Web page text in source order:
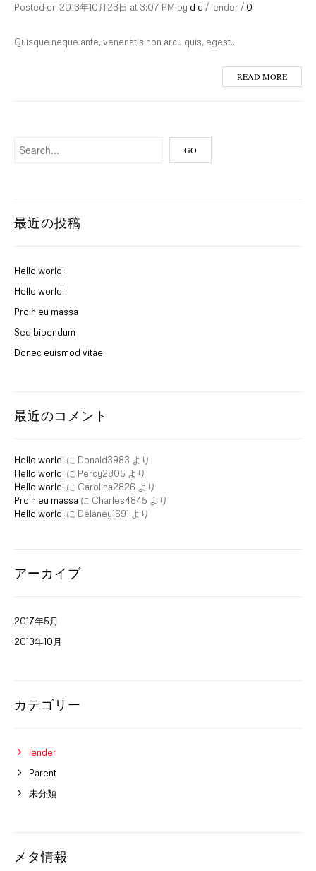
Posted on 2013年10月23日 at 3:07 PM by d d / lender / 0
Quisque neque ante, venenatis non arcu quis, egest…
READ MORE
最近の投稿
Hello world!
Hello world!
Proin eu massa
Sed bibendum
Donec euismod vitae
最近のコメント
Hello world! に Donald3983 より
Hello world! に Percy2805 より
Hello world! に Carolina2826 より
Proin eu massa に Charles4845 より
Hello world! に Delaney1691 より
アーカイブ
2017年5月
2013年10月
カテゴリー
lender
Parent
未分類
メタ情報